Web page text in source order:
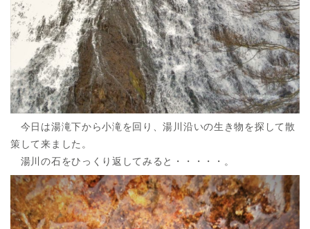
今日は湯滝下から小滝を回り、湯川沿いの生き物を探して散
策して来ました。
湯川の石をひっくり返してみると・・・・・。